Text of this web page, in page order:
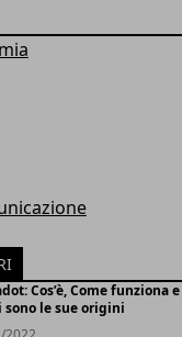
Cos’è, Come funziona e
sono le sue origini